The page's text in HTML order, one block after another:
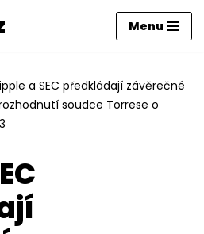
Menu
a SEC předkládají závěrečné
soudce Torrese o